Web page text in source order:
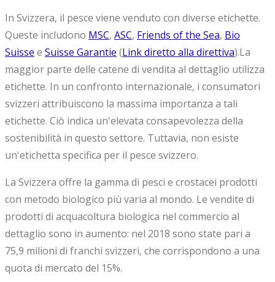
In Svizzera, il pesce viene venduto con diverse etichette.
Queste includono MSC, ASC, Friends of the Sea, Bio
Suisse e Suisse Garantie (Link diretto alla direttiva).La
maggior parte delle catene di vendita al dettaglio utilizza
etichette. In un confronto internazionale, i consumatori
svizzeri attribuiscono la massima importanza a tali
etichette. Ciò indica un'elevata consapevolezza della
sostenibilità in questo settore. Tuttavia, non esiste
un'etichetta specifica per il pesce svizzero.
La Svizzera offre la gamma di pesci e crostacei prodotti
con metodo biologico più varia al mondo. Le vendite di
prodotti di acquacoltura biologica nel commercio al
dettaglio sono in aumento: nel 2018 sono state pari a
75,9 milioni di franchi svizzeri, che corrispondono a una
quota di mercato del 15%.